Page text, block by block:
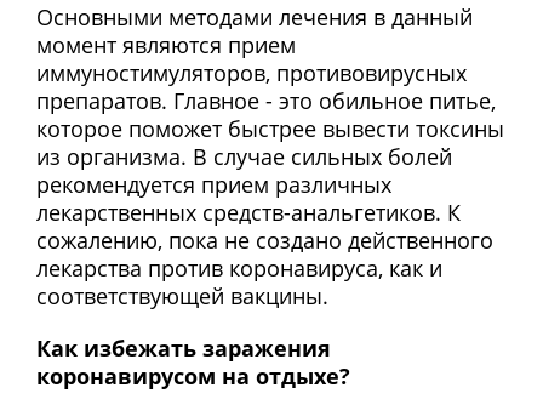
Основными методами лечения в данный
момент являются прием
иммуностимуляторов, противовирусных
препаратов. Главное - это обильное питье,
которое поможет быстрее вывести токсины
из организма. В случае сильных болей
рекомендуется прием различных
лекарственных средств-анальгетиков. К
сожалению, пока не создано действенного
лекарства против коронавируса, как и
соответствующей вакцины.
Как избежать заражения
коронавирусом на отдыхе?